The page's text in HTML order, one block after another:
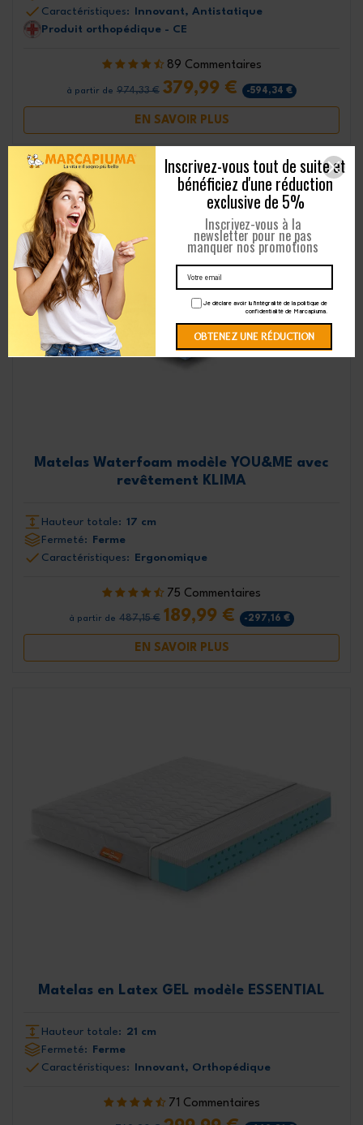
Caractéristiques:
Innovant, Antistatique
Produit orthopédique - CE
89 Commentaires
à partir de 974,33 € 379,99 € -594,34 €
EN SAVOIR PLUS
Matelas Waterfoam modèle YOU&ME avec
revêtement KLIMA
Hauteur totale: 17 cm
Fermeté: Ferme
Caractéristiques: Ergonomique
75 Commentaires
à partir de 487,15 € 189,99 € -297,16 €
EN SAVOIR PLUS
Matelas en Latex GEL modèle ESSENTIAL
Hauteur totale: 21 cm
Fermeté:
Ferme
Caractéristiques:
Innovant, Orthopédique
71 Commentaires
Je déclare avoir lu l'intégralité de la politique de
confidentialité de Marcapiuma.
Inscrivez-vous tout de suite et
bénéficiez d'une réduction
exclusive de 5%
Inscrivez-vous à la
newsletter pour ne pas
manquer nos promotions